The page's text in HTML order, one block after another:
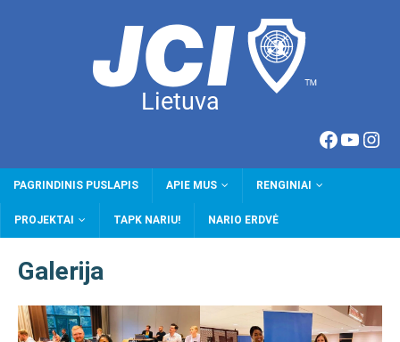
PAGRINDINIS PUSLAPIS APIE MUS RENGINIAI
PROJEKTAI TAPK NARIU! NARIO ERDVĖ
Galerija